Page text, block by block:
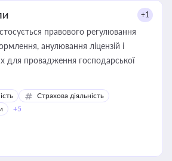
+1
правового регулювання
анулювання ліцензій і
для провадження господарської
Страхова діяльність
+5